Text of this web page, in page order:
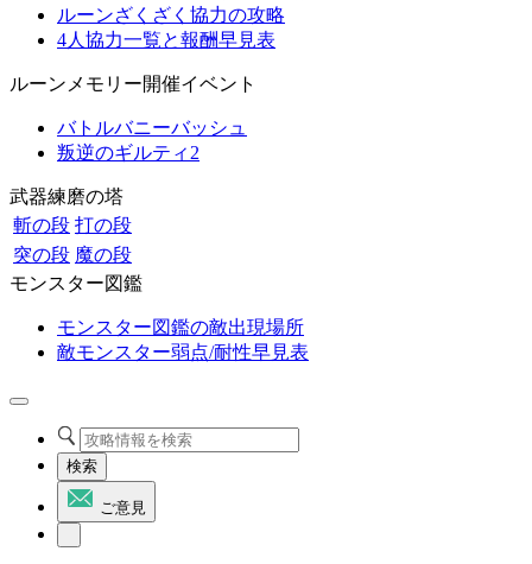
ルーンざくざく協力の攻略
4人協力一覧と報酬早見表
ルーンメモリー開催イベント
バトルバニーバッシュ
叛逆のギルティ2
武器練磨の塔
斬の段 打の段
突の段 魔の段
モンスター図鑑
モンスター図鑑の敵出現場所
敵モンスター弱点/耐性早見表
検索
ご意見